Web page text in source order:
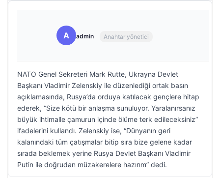
A admin Anahtar yönetici
NATO Genel Sekreteri Mark Rutte, Ukrayna Devlet
Başkanı Vladimir Zelenskiy ile düzenlediği ortak basın
açıklamasında, Rusya’da orduya katılacak gençlere hitap
ederek, “Size kötü bir anlaşma sunuluyor. Yaralanırsanız
büyük ihtimalle çamurun içinde ölüme terk edileceksiniz”
ifadelerini kullandı. Zelenskiy ise, “Dünyanın geri
kalanındaki tüm çatışmalar bitip sıra bize gelene kadar
sırada beklemek yerine Rusya Devlet Başkanı Vladimir
Putin ile doğrudan müzakerelere hazırım” dedi.